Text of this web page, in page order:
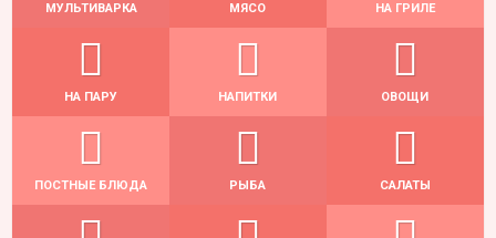
МУЛЬТИВАРКА МЯСО НА ГРИЛЕ
НА ПАРУ НАПИТКИ ОВОЩИ
ПОСТНЫЕ БЛЮДА РЫБА САЛАТЫ